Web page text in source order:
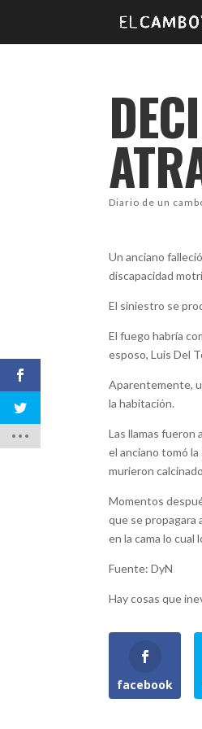
Diario de un
Un anciano
discapacidad
El siniestro se
El fuego habría
esposo, Luis Del
Aparentemente,
la habitación.
Las llamas fueron
el anciano tomó
murieron
Momentos
que se propagara
en la cama lo cual
Fuente: DyN
Hay cosas que
facebook